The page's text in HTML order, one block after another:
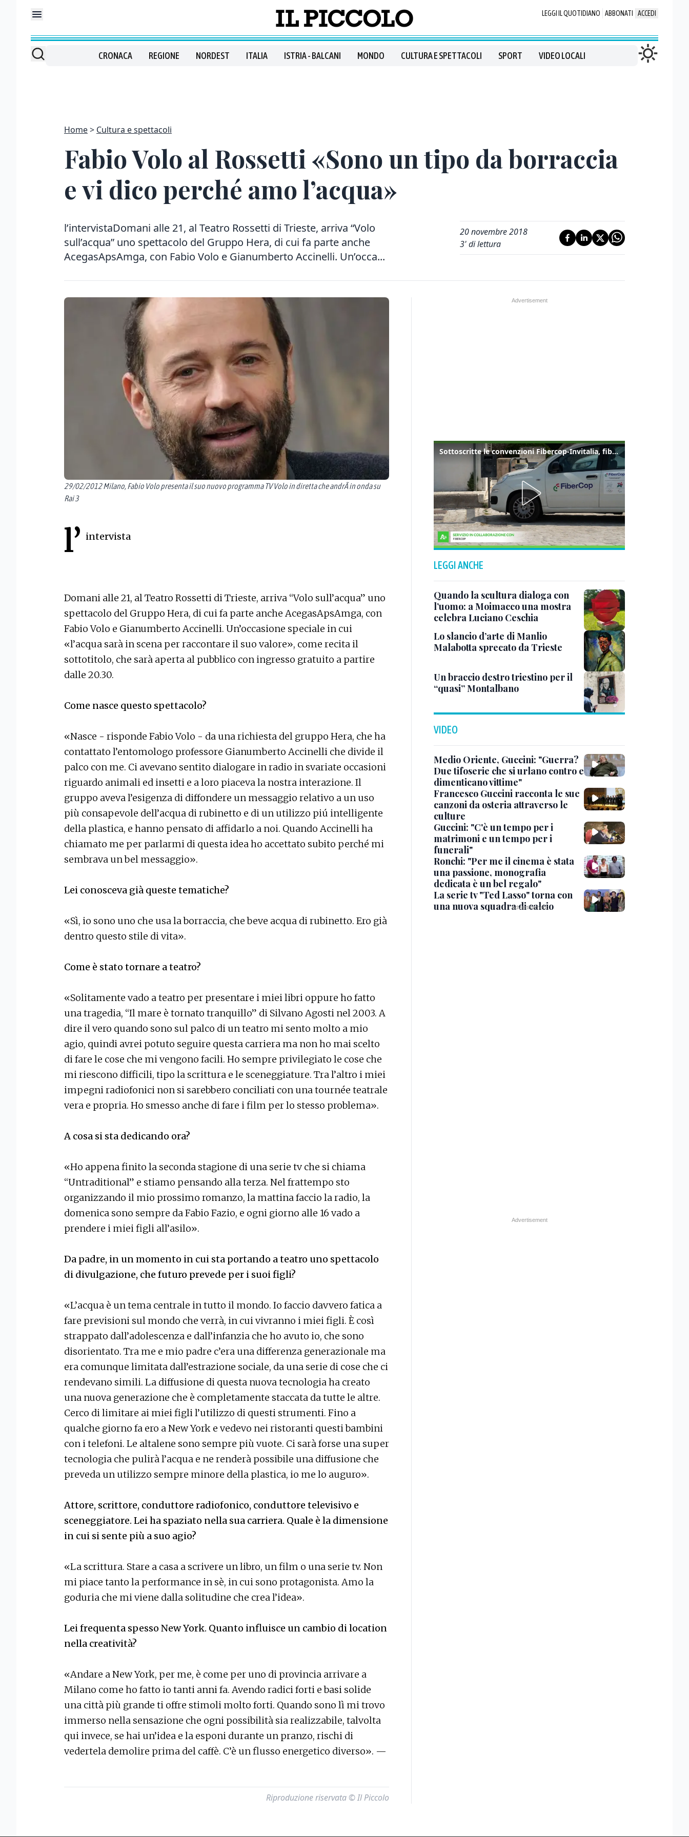
LEGGI IL QUOTIDIANO ABBONATI ACCEDI
CRONACA REGIONE NORDEST ITALIA ISTRIA - BALCANI MONDO CULTURA E SPETTACOLI SPORT VIDEO LOCALI
Home Cultura e spettacoli
Fabio Volo al Rossetti «Sono un tipo da borraccia
e vi dico perché amo l’acqua»
l’intervistaDomani alle 21, al Teatro Rossetti di Trieste, arriva “Volo
sull’acqua” uno spettacolo del Gruppo Hera, di cui fa parte anche
AcegasApsAmga, con Fabio Volo e Gianumberto Accinelli. Un’occa...
20 novembre 2018
3' di lettura
29/02/2012 Milano, Fabio Volo presenta il suo nuovo programma TV Volo in diretta che andrÃ in onda su
Rai 3
l’ intervista
Domani alle 21, al Teatro Rossetti di Trieste, arriva “Volo sull’acqua” uno
spettacolo del Gruppo Hera, di cui fa parte anche AcegasApsAmga, con
Fabio Volo e Gianumberto Accinelli. Un’occasione speciale in cui
«l’acqua sarà in scena per raccontare il suo valore», come recita il
sottotitolo, che sarà aperta al pubblico con ingresso gratuito a partire
dalle 20.30.
Come nasce questo spettacolo?
«Nasce - risponde Fabio Volo - da una richiesta del gruppo Hera, che ha
contattato l’entomologo professore Gianumberto Accinelli che divide il
palco con me. Ci avevano sentito dialogare in radio in svariate occasioni
riguardo animali ed insetti e a loro piaceva la nostra interazione. Il
gruppo aveva l’esigenza di diffondere un messaggio relativo a un uso
più consapevole dell’acqua di rubinetto e di un utilizzo piú intelligente
della plastica, e hanno pensato di affidarlo a noi. Quando Accinelli ha
chiamato me per parlarmi di questa idea ho accettato subito perché mi
sembrava un bel messaggio».
Lei conosceva già queste tematiche?
«Sì, io sono uno che usa la borraccia, che beve acqua di rubinetto. Ero già
dentro questo stile di vita».
Come è stato tornare a teatro?
«Solitamente vado a teatro per presentare i miei libri oppure ho fatto
una tragedia, “Il mare è tornato tranquillo” di Silvano Agosti nel 2003. A
dire il vero quando sono sul palco di un teatro mi sento molto a mio
agio, quindi avrei potuto seguire questa carriera ma non ho mai scelto
di fare le cose che mi vengono facili. Ho sempre privilegiato le cose che
mi riescono difficili, tipo la scrittura e le sceneggiature. Tra l’altro i miei
impegni radiofonici non si sarebbero conciliati con una tournée teatrale
vera e propria. Ho smesso anche di fare i film per lo stesso problema».
A cosa si sta dedicando ora?
«Ho appena finito la seconda stagione di una serie tv che si chiama
“Untraditional” e stiamo pensando alla terza. Nel frattempo sto
organizzando il mio prossimo romanzo, la mattina faccio la radio, la
domenica sono sempre da Fabio Fazio, e ogni giorno alle 16 vado a
prendere i miei figli all’asilo».
Da padre, in un momento in cui sta portando a teatro uno spettacolo
di divulgazione, che futuro prevede per i suoi figli?
«L’acqua è un tema centrale in tutto il mondo. Io faccio davvero fatica a
fare previsioni sul mondo che verrà, in cui vivranno i miei figli. È così
strappato dall’adolescenza e dall’infanzia che ho avuto io, che sono
disorientato. Tra me e mio padre c’era una differenza generazionale ma
era comunque limitata dall’estrazione sociale, da una serie di cose che ci
rendevano simili. La diffusione di questa nuova tecnologia ha creato
una nuova generazione che è completamente staccata da tutte le altre.
Cerco di limitare ai miei figli l’utilizzo di questi strumenti. Fino a
qualche giorno fa ero a New York e vedevo nei ristoranti questi bambini
con i telefoni. Le altalene sono sempre più vuote. Ci sarà forse una super
tecnologia che pulirà l’acqua e ne renderà possibile una diffusione che
preveda un utilizzo sempre minore della plastica, io me lo auguro».
Attore, scrittore, conduttore radiofonico, conduttore televisivo e
sceneggiatore. Lei ha spaziato nella sua carriera. Quale è la dimensione
in cui si sente più a suo agio?
«La scrittura. Stare a casa a scrivere un libro, un film o una serie tv. Non
mi piace tanto la performance in sè, in cui sono protagonista. Amo la
goduria che mi viene dalla solitudine che crea l’idea».
Lei frequenta spesso New York. Quanto influisce un cambio di location
nella creatività?
«Andare a New York, per me, è come per uno di provincia arrivare a
Milano come ho fatto io tanti anni fa. Avendo radici forti e basi solide
una città più grande ti offre stimoli molto forti. Quando sono lì mi trovo
immerso nella sensazione che ogni possibilità sia realizzabile, talvolta
qui invece, se hai un’idea e la esponi durante un pranzo, rischi di
vedertela demolire prima del caffè. C’è un flusso energetico diverso». —
Riproduzione riservata © Il Piccolo
Sottoscritte le convenzioni Fibercop-Invitalia, fibra ottica per 477 mila civici
LEGGI ANCHE
Quando la scultura dialoga con
l’uomo: a Moimacco una mostra
celebra Luciano Ceschia
Lo slancio d’arte di Manlio
Malabotta sprecato da Trieste
Un braccio destro triestino per il
“quasi” Montalbano
VIDEO
Medio Oriente, Guccini: "Guerra?
Due tifoserie che si urlano contro e
dimenticano vittime"
Francesco Guccini racconta le sue
canzoni da osteria attraverso le
culture
Guccini: "C'è un tempo per i
matrimoni e un tempo per i
funerali"
Ronchi: "Per me il cinema è stata
una passione, monografia
dedicata è un bel regalo"
La serie tv "Ted Lasso" torna con
una nuova squadra di calcio